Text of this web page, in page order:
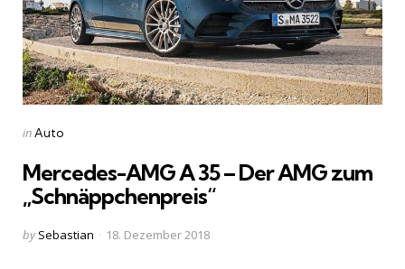
Categories
Posted
inAuto
Mercedes-AMG A 35 – Der AMG zum
„Schnäppchenpreis“
Posted
by Sebastian 18. Dezember 2018